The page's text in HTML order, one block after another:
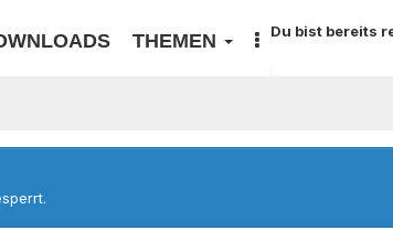
THEMEN Du bist bereits